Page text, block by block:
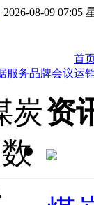
2026-08-09 07:05
首
服务品牌会议运
资